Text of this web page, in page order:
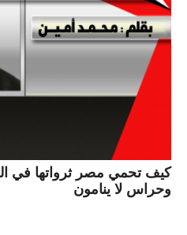
كيف تحمي مصر ثرواتها في
وحراس لا ينامون